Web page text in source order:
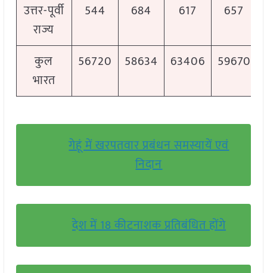
उत्तर-पूर्वी
राज्य
544 684 617 657
कुल
भारत
56720 58634 63406 59670
गेहूं में खरपतवार प्रबंधन समस्यायें एवं
निदान
देश में 18 कीटनाशक प्रतिबंधित होंगे